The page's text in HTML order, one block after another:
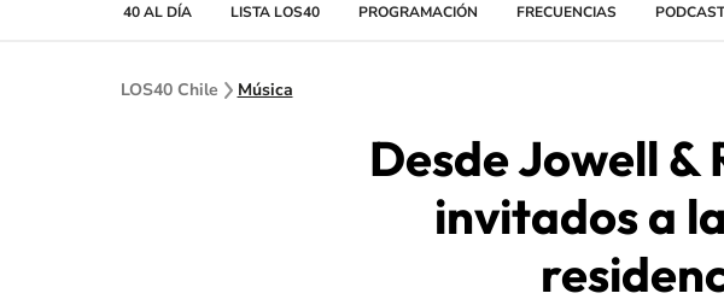
40 AL DÍA LISTA LOS40 PROGRAMACIÓN FRECUENCIAS PODCAST
LOS40 Chile Música
Desde Jowell &
invitados a